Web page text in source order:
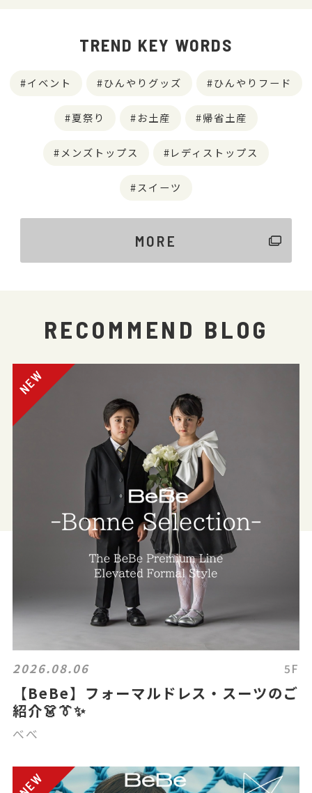
TREND KEY WORDS
イベント ひんやりグッズ ひんやりフード
夏祭り お土産 帰省土産
メンズトップス レディストップス
スイーツ
MORE
RECOMMEND BLOG
2026.08.06 5F
【BeBe】フォーマルドレス・スーツのご
紹介👗👔✨
べべ